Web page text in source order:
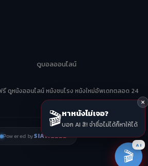
ดูบอลออนไลน์
ดูหนังออนไลน์ หนังชนโรง หนังใหม่อัพเดทตลอด 24
Powered bySIAMZEED
🎬หาหนังไม่เจอ?
บอก AI สิ! จำชื่อไม่ได้ก็หาให้ได้
🎬
AI